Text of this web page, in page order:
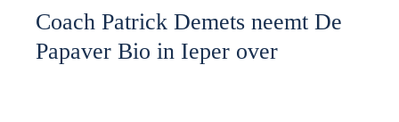
Coach Patrick Demets neemt De
Papaver Bio in Ieper over